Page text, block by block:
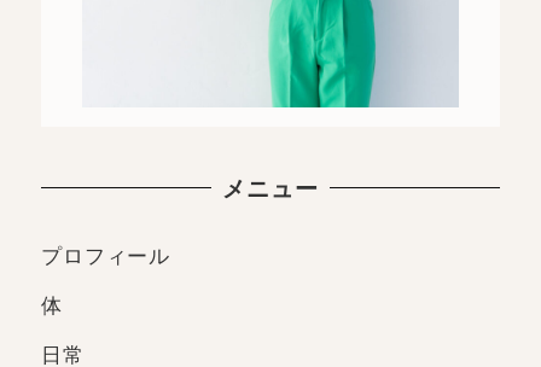
メニュー
プロフィール
体
日常